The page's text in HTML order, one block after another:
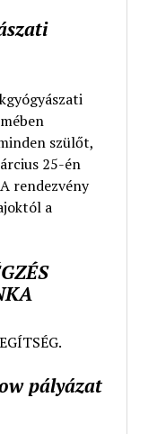
szülőt,
25-én
rendezvény
a
pályázat